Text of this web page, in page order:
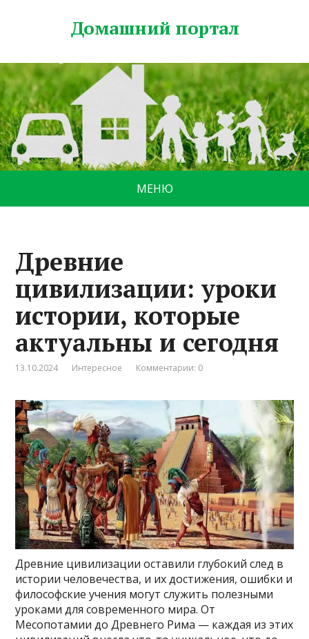
Домашний портал
МЕНЮ
Древние
цивилизации: уроки
истории, которые
актуальны и сегодня
13.10.2024 Интересное Комментарии: 0
Древние цивилизации оставили глубокий след в
истории человечества, и их достижения, ошибки и
философские учения могут служить полезными
уроками для современного мира. От
Месопотамии до Древнего Рима — каждая из этих